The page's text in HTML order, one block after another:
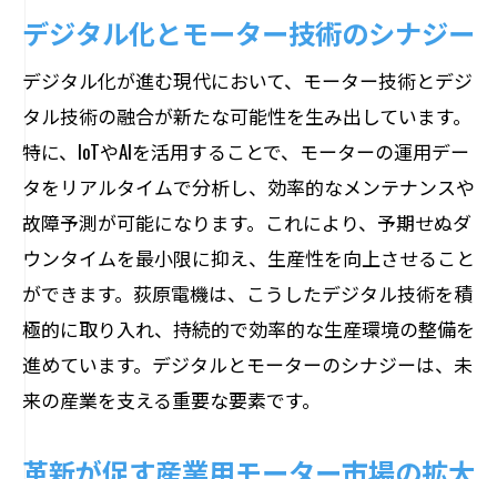
荻原電機の革新技術とビジョン
独自のモーター技術で市場をリードする
持続可能性に向けた荻原電機の取り組み
業界のトップランナーとしての荻原電機
最先端モーターの開発で未来を創造
荻原電機の成功事例とその学び
エネルギー資源最適化とモーターの役割
エネルギー効率化へのモーター貢献
最適なエネルギー利用を促進するモータ
ー技術
資源管理におけるモーターの重要性
デジタル化とモーター技術のシナジー
デジタル化が進む現代において、モーター技術とデジ
タル技術の融合が新たな可能性を生み出しています。
特に、IoTやAIを活用することで、モーターの運用デー
タをリアルタイムで分析し、効率的なメンテナンスや
故障予測が可能になります。これにより、予期せぬダ
ウンタイムを最小限に抑え、生産性を向上させること
ができます。荻原電機は、こうしたデジタル技術を積
極的に取り入れ、持続的で効率的な生産環境の整備を
進めています。デジタルとモーターのシナジーは、未
来の産業を支える重要な要素です。